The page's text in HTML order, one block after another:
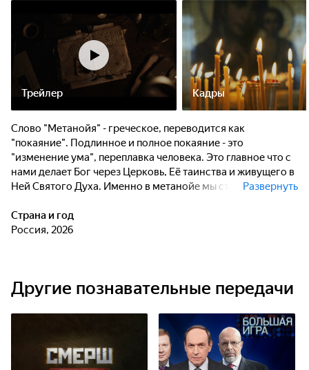
Трейлер Кадры
Слово "Метанойя" - греческое, переводится как
"покаяние". Подлинное и полное покаяние - это
"изменение ума", переплавка человека. Это главное что с
нами делает Бог через Церковь, Её таинства и живущего в
Ней Святого Духа. Именно в метанойе мы становимся
Ведущий Илья Кухарев искренне ищет Бога в своей жизни
устроен человек и как устроен Бог - эти глубины открыты
очень много. Как много может дать сильная книга
духовной литературы, как много может дать одно слово
Святого Писания.
Развернуть
Страна и год
Россия, 2026
Другие познавательные передачи